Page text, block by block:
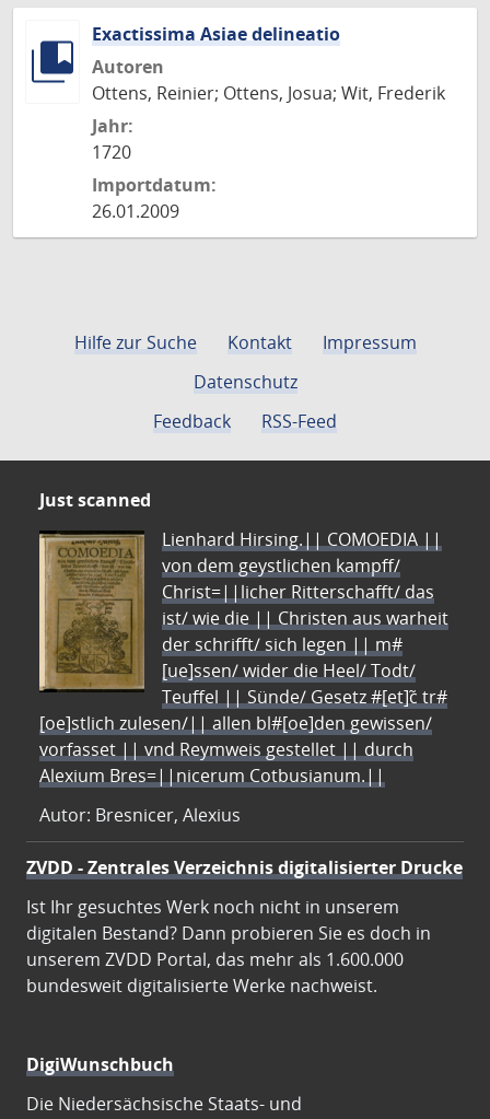
Exactissima Asiae delineatio
Autoren
Ottens, Reinier; Ottens, Josua; Wit, Frederik
Jahr:
1720
Importdatum:
26.01.2009
Hilfe zur Suche Kontakt
Impressum
Datenschutz
Feedback
RSS-Feed
Just scanned
Lienhard Hirsing.|| COMOEDIA ||
von dem geystlichen kampff/
Christ=||licher Ritterschafft/ das
ist/ wie die || Christen aus warheit
der schrifft/ sich legen || m#
[ue]ssen/ wider die Heel/ Todt/
Teuffel || Sünde/ Gesetz #[et]c̃ tr#
[oe]stlich zulesen/|| allen bl#[oe]den gewissen/
vorfasset || vnd Reymweis gestellet || durch
Alexium Bres=||nicerum Cotbusianum.||
Autor: Bresnicer, Alexius
ZVDD - Zentrales Verzeichnis digitalisierter Drucke
Ist Ihr gesuchtes Werk noch nicht in unserem
digitalen Bestand? Dann probieren Sie es doch in
unserem ZVDD Portal, das mehr als 1.600.000
bundesweit digitalisierte Werke nachweist.
DigiWunschbuch
Die Niedersächsische Staats- und